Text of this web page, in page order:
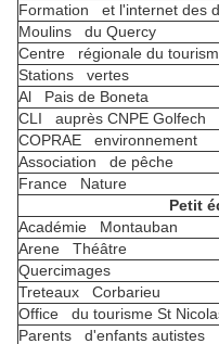
Formation et l'internet des
Moulins du Quercy
Centre régionale du
Stations vertes
Al Pais de Boneta
CLI auprès CNPE Golfech
COPRAE environnement
Association de pêche
France Nature
Petit
Académie Montauban
Arene Théâtre
Quercimages
Treteaux Corbarieu
Office du tourisme St
Parents d'enfants autistes